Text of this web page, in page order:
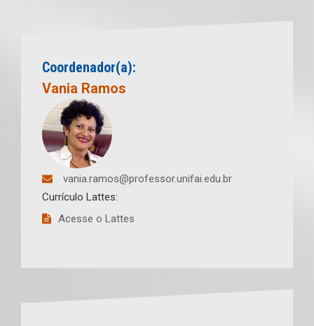
Coordenador(a):
Vania Ramos
vania.ramos@professor.unifai.edu.br
Currículo Lattes:
Acesse o Lattes